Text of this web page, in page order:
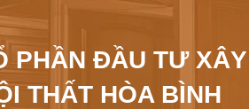
PHẦN ĐẦU TƯ XÂY
THẤT HÒA BÌNH